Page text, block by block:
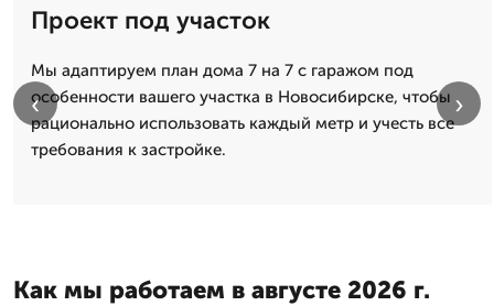
Проект под участок
Мы адаптируем план дома 7 на 7 с гаражом под
особенности вашего участка в Новосибирске, чтобы
рационально использовать каждый метр и учесть все
требования к застройке.
‹ ›
Как мы работаем в августе 2026 г.